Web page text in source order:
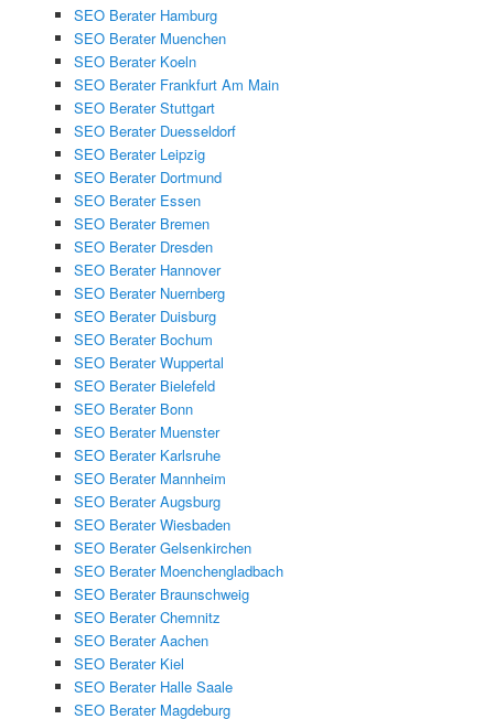
SEO Berater Hamburg
SEO Berater Muenchen
SEO Berater Koeln
SEO Berater Frankfurt Am Main
SEO Berater Stuttgart
SEO Berater Duesseldorf
SEO Berater Leipzig
SEO Berater Dortmund
SEO Berater Essen
SEO Berater Bremen
SEO Berater Dresden
SEO Berater Hannover
SEO Berater Nuernberg
SEO Berater Duisburg
SEO Berater Bochum
SEO Berater Wuppertal
SEO Berater Bielefeld
SEO Berater Bonn
SEO Berater Muenster
SEO Berater Karlsruhe
SEO Berater Mannheim
SEO Berater Augsburg
SEO Berater Wiesbaden
SEO Berater Gelsenkirchen
SEO Berater Moenchengladbach
SEO Berater Braunschweig
SEO Berater Chemnitz
SEO Berater Aachen
SEO Berater Kiel
SEO Berater Halle Saale
SEO Berater Magdeburg